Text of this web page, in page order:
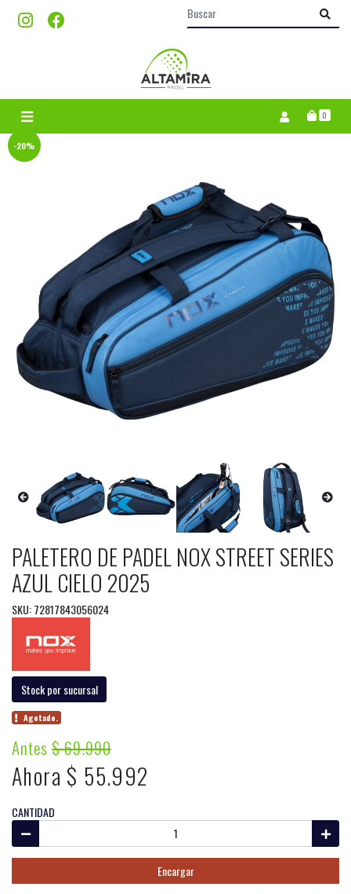
0
-20%
PALETERO DE PADEL NOX STREET SERIES
AZUL CIELO 2025
SKU: 72817843056024
Stock por sucursal
Agotado.
Antes$ 69.990
Ahora $ 55.992
CANTIDAD
Encargar